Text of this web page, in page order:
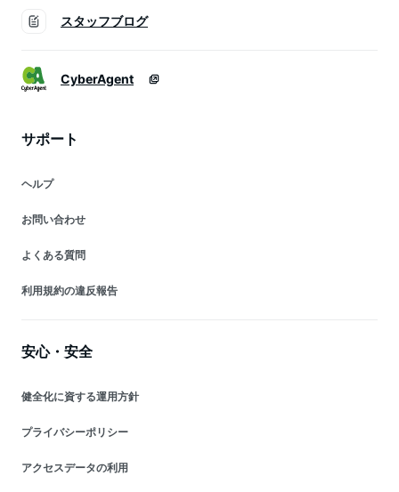
スタッフブログ
CyberAgent
サポート
ヘルプ
お問い合わせ
よくある質問
利用規約の違反報告
安心・安全
健全化に資する運用方針
プライバシーポリシー
アクセスデータの利用